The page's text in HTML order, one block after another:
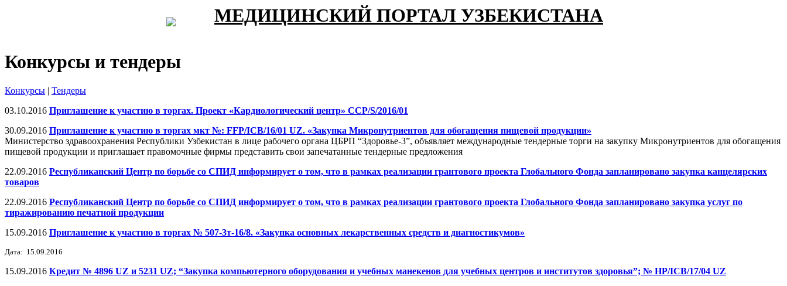
МЕДИЦИНСКИЙ ПОРТАЛ УЗБЕКИСТАНА
Конкурсы и тендеры
Конкурсы | Тендеры
03.10.2016 Приглашение к участию в торгах. Проект «Кардиологический центр» CCP/S/2016/01
30.09.2016 Приглашение к участию в торгах мкт №: FFP/ICB/16/01 UZ. «Закупка Микронутриентов для обогащения пищевой продукции»
Министерство здравоохранения Республики Узбекистан в лице рабочего органа ЦБРП “Здоровье-3”, объявляет международные тендерные торги на закупку Микронутриентов для обогащения
пищевой продукции и приглашает правомочные фирмы представить свои запечатанные тендерные предложения
22.09.2016 Республиканский Центр по борьбе со СПИД информирует о том, что в рамках реализации грантового проекта Глобального Фонда запланировано закупка канцелярских
товаров
22.09.2016 Республиканский Центр по борьбе со СПИД информирует о том, что в рамках реализации грантового проекта Глобального Фонда запланировано закупка услуг по
тиражированию печатной продукции
15.09.2016 Приглашение к участию в торгах № 507-3т-16/8. «Закупка основных лекарственных средств и диагностикумов»
Дата: 15.09.2016
15.09.2016 Кредит № 4896 UZ и 5231 UZ; “Закупка компьютерного оборудования и учебных манекенов для учебных центров и институтов здоровья”; № HP/ICB/17/04 UZ